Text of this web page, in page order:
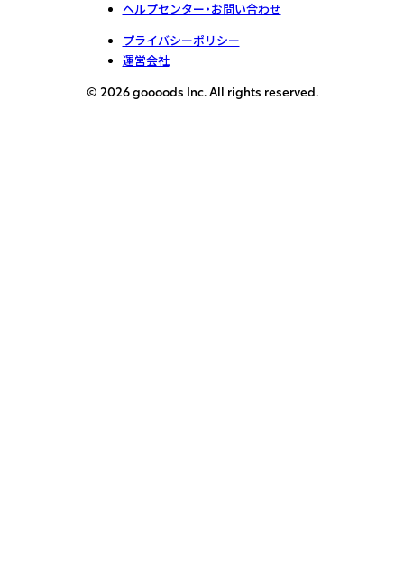
ヘルプセンター・お問い合わせ
プライバシーポリシー
運営会社
© 2026 goooods Inc. All rights reserved.